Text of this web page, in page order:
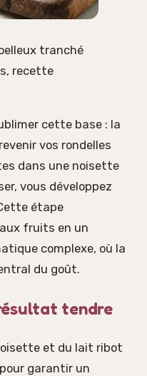
tranché
recette
cette base : la
vos rondelles
dans une noisette
vous développez
étape
fruits en un
complexe, où la
du goût.
tendre
et du lait ribot
garantir un